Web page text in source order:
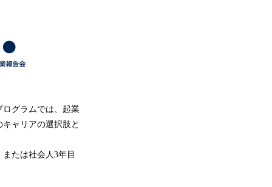
グラムでは、起業
ャリアの選択肢と
たは社会人3年目